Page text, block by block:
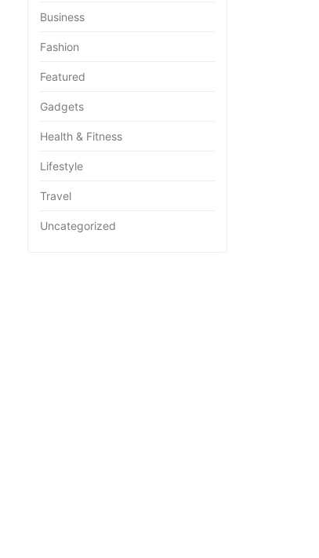
Business
Fashion
Featured
Gadgets
Health & Fitness
Lifestyle
Travel
Uncategorized